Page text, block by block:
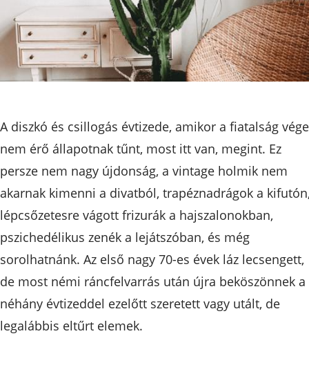
A diszkó és csillogás évtizede, amikor a fiatalság
nem érő állapotnak tűnt, most itt van, megint. Ez
persze nem nagy újdonság, a vintage holmik nem
akarnak kimenni a divatból, trapéznadrágok a
lépcsőzetesre vágott frizurák a hajszalonokban,
pszichedélikus zenék a lejátszóban, és még
sorolhatnánk. Az első nagy 70-es évek láz lecsengett,
de most némi ráncfelvarrás után újra beköszönnek a
néhány évtizeddel ezelőtt szeretett vagy utált, de
legalábbis eltűrt elemek.